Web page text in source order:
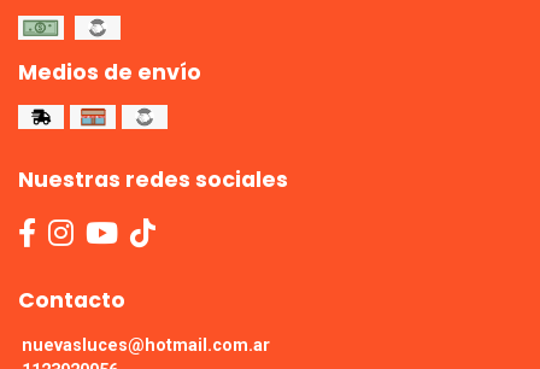
Medios de envío
Nuestras redes sociales
Contacto
nuevasluces@hotmail.com.ar